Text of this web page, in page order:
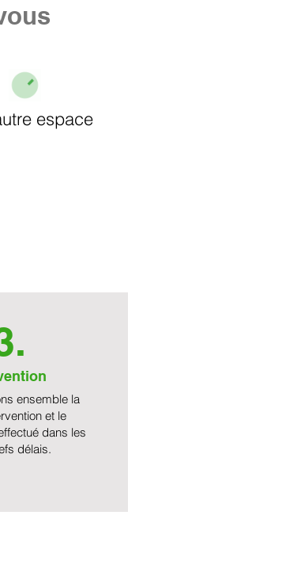
espace
ensemble la
et le
dans les
délais.